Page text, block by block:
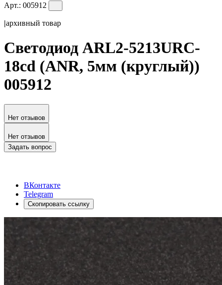
Арт.: 005912
|архивный товар
Светодиод ARL2-5213URC-
18cd (ANR, 5мм (круглый))
005912
Нет отзывов
Нет отзывов
Задать вопрос
ВКонтакте
Telegram
Скопировать ссылку